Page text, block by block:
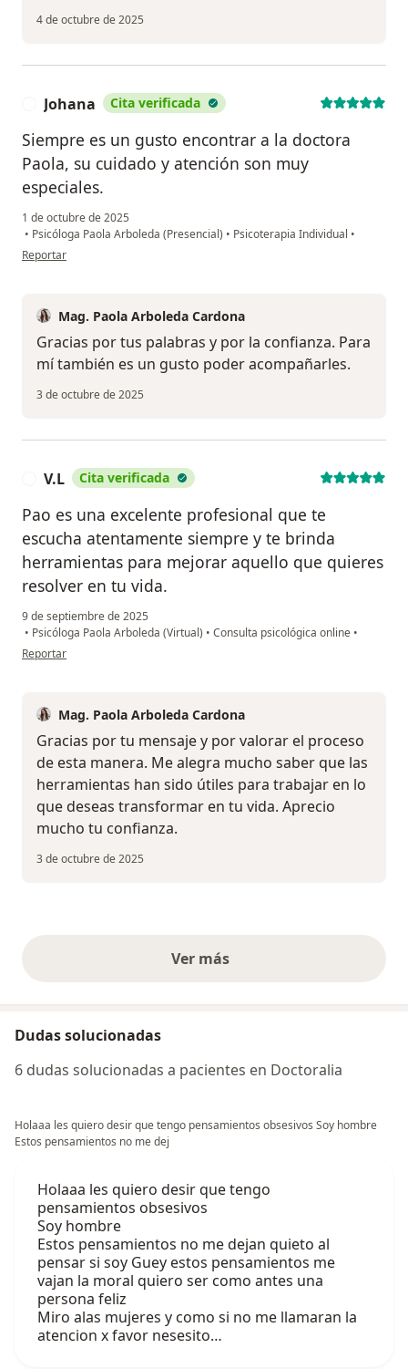
4 de octubre de 2025
Johana Cita verificada
Siempre es un gusto encontrar a la doctora
Paola, su cuidado y atención son muy
especiales.
1 de octubre de 2025
• Psicóloga Paola Arboleda (Presencial) • Psicoterapia Individual •
en opinión del usuario Johana
Reportar
Mag. Paola Arboleda Cardona
Gracias por tus palabras y por la confianza. Para
mí también es un gusto poder acompañarles.
3 de octubre de 2025
V.L Cita verificada
Pao es una excelente profesional que te
escucha atentamente siempre y te brinda
herramientas para mejorar aquello que quieres
resolver en tu vida.
9 de septiembre de 2025
• Psicóloga Paola Arboleda (Virtual) • Consulta psicológica online •
en opinión del usuario V.L
Reportar
Mag. Paola Arboleda Cardona
Gracias por tu mensaje y por valorar el proceso
de esta manera. Me alegra mucho saber que las
herramientas han sido útiles para trabajar en lo
que deseas transformar en tu vida. Aprecio
mucho tu confianza.
3 de octubre de 2025
Ver másopiniones anteriores
Dudas solucionadas
6 dudas solucionadas a pacientes en Doctoralia
Holaaa les quiero desir que tengo pensamientos obsesivos Soy hombre
Estos pensamientos no me dej
Holaaa les quiero desir que tengo
pensamientos obsesivos
Soy hombre
Estos pensamientos no me dejan quieto al
pensar si soy Guey estos pensamientos me
vajan la moral quiero ser como antes una
persona feliz
Miro alas mujeres y como si no me llamaran la
atencion x favor nesesito…